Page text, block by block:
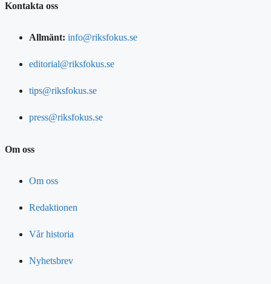
Kontakta oss
Allmänt: info@riksfokus.se
editorial@riksfokus.se
tips@riksfokus.se
press@riksfokus.se
Om oss
Om oss
Redaktionen
Vår historia
Nyhetsbrev